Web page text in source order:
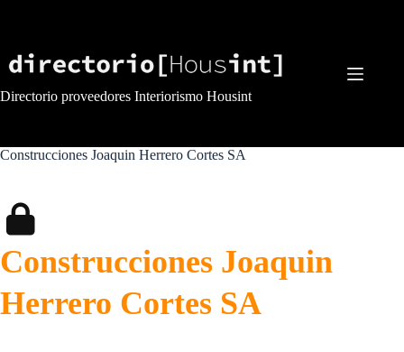
Directorio proveedores Interiorismo Housint
Construcciones Joaquin Herrero Cortes SA
Construcciones Joaquin
Herrero Cortes SA